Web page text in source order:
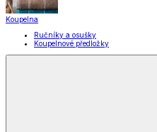
Koupelna
Ručníky a osušky
Koupelnové předložky